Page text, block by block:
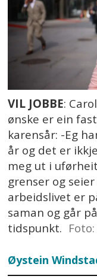
VIL JOBBE:
ønske er ein
karensår: -Eg
år og det er
meg ut i
grenser og
arbeidslivet er
saman og går
tidspunkt.
Øystein